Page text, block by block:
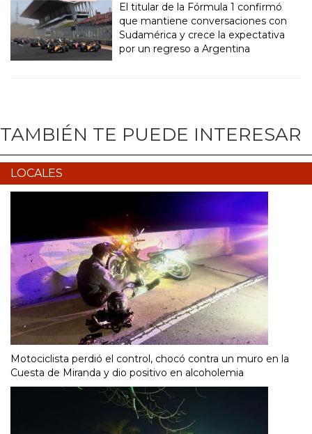
El titular de la Fórmula 1 confirmó
que mantiene conversaciones con
Sudamérica y crece la expectativa
por un regreso a Argentina
TAMBIÉN TE PUEDE INTERESAR
LOCALES
Motociclista perdió el control, chocó contra un muro en la
Cuesta de Miranda y dio positivo en alcoholemia